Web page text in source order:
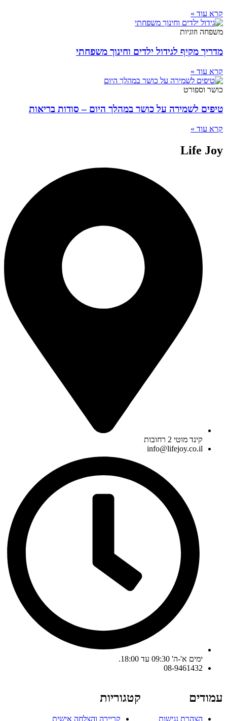
קרא עוד »
משפחה וזוגיות
מדריך מקיף לגידול ילדים וחינוך משפחתי
קרא עוד »
כושר וספורט
טיפים לשמירה על כושר במהלך היום – סודות בריאות
קרא עוד »
Life Joy
קינד מוטי 2 רחובות
info@lifejoy.co.il
ימים א'-ה' 09:30 עד 18:00.
08-9461432
עמודים
הצהרת נגישות
קטגוריות
קריירה והצלחה אישית